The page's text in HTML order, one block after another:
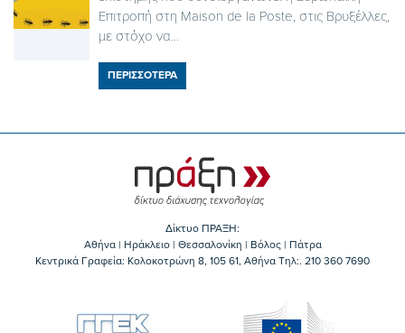
Επιτροπή στη Maison de la Poste, στις Βρυξέλλες,
με στόχο να...
ΠΕΡΙΣΣΟΤΕΡΑ
Δίκτυο ΠΡΑΞΗ:
Αθήνα | Ηράκλειο | Θεσσαλονίκη | Βόλος | Πάτρα
Κεντρικά Γραφεία: Kολοκοτρώνη 8, 105 61, Αθήνα Τηλ:. 210 360 7690